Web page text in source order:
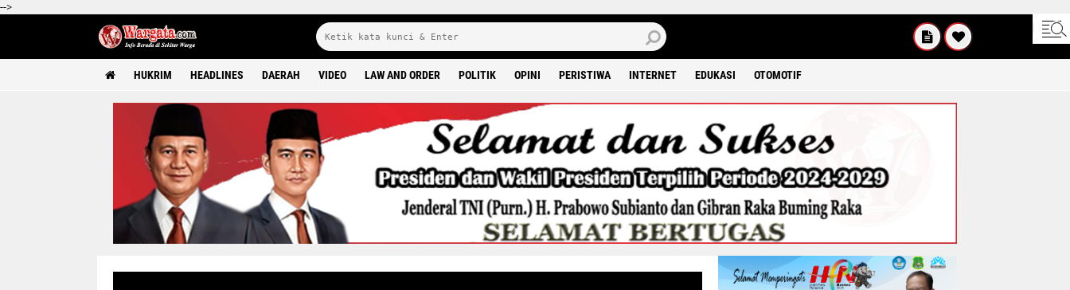
-->
HUKRIM HEADLINES DAERAH VIDEO LAW AND ORDER POLITIK OPINI PERISTIWA INTERNET EDUKASI OTOMOTIF